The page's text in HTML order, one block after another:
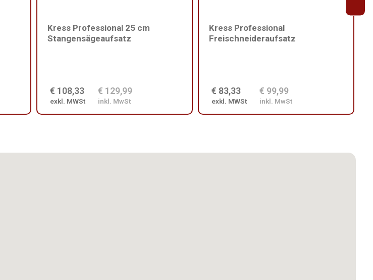
Kress Professional 25 cm
Stangensägeaufsatz
€ 108,33
exkl. MWSt
€ 129,99
inkl. MwSt
Kress Professional
Freischneideraufsatz
€ 83,33
exkl. MWSt
€ 99,99
inkl. MwSt